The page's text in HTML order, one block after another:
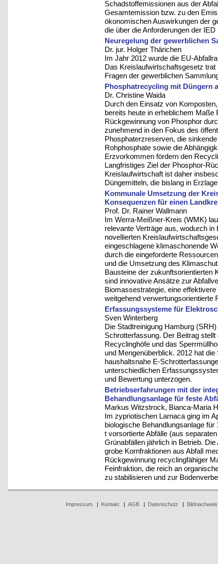
Schadstoffemissionen aus der
Gesamtemission bzw. zu den
ökonomischen Auswirkungen der
die über die Anforderungen der
Neuregelung der gewerblichen
Dr. jur. Holger Thärichen
Im Jahr 2012 wurde die EU-
Das Kreislaufwirtschaftsgesetz
Fragen der gewerblichen
Phosphatrecycling mit Düngern
Dr. Christine Waida
Durch den Einsatz von
bereits heute in erheblichem Maße
Rückgewinnung von Phosphor
zunehmend in den Fokus des
Phosphaterzreserven, die
Rohphosphate sowie die
Erzvorkommen fördern den
Langfristiges Ziel der Phosphor-
Kreislaufwirtschaft ist daher
Düngemitteln, die bislang in
Kommunale Umsetzung der
Konsequenzen für einen
Prof. Dr. Rainer Wallmann
Im Werra-Meißner-Kreis (WMK)
relevante Verträge aus, wodurch
novellierten
eingeschlagene klimaschonende
durch die eingeforderte
und die Umsetzung des
Bausteine der zukunftsorientierten
sind innovative Ansätze zur
Biomassestrategie, eine
weitgehend verwertungsorientierte
Erfassungssysteme für
Sven Winterberg
Die Stadtreinigung Hamburg
Schrotterfassung. Der Beitrag
Recyclinghöfe und das
und Mengenüberblick. 2012 hat
haushaltsnahe E-
unterschiedlichen
und Bewertung unterzogen.
Betriebserfahrungen mit der
Behandlungsanlage für feste
Markus Witzstrock, Bianca-Maria
Im zypriotischen Larnaca ging im
biologische Behandlungsanlage
t vorsortierte Abfälle (aus
Grünabfällen jährlich in Betrieb.
grobe Kornfraktionen aus Abfall
Rückgewinnung recyclingfähiger
Feinfraktion, die reich an
zu stabilisieren und zur
Impressum| Kontakt| AGB| Datenschutz Bildnachweis